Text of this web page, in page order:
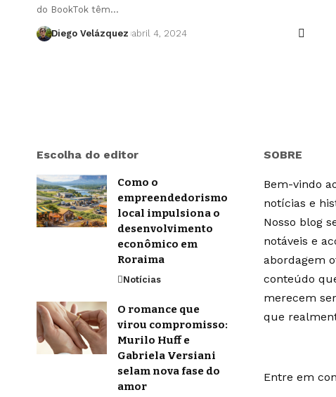
do BookTok têm…
Diego Velázquez abril 4, 2024
Escolha do editor
Como o
empreendedorismo
local impulsiona o
desenvolvimento
econômico em
Roraima
Notícias
O romance que
virou compromisso:
Murilo Huff e
Gabriela Versiani
selam nova fase do
amor
SOBRE
Bem-vindo
notícias e
Nosso blog
notáveis e
abordagem
conteúdo
merecem
que
Entre em